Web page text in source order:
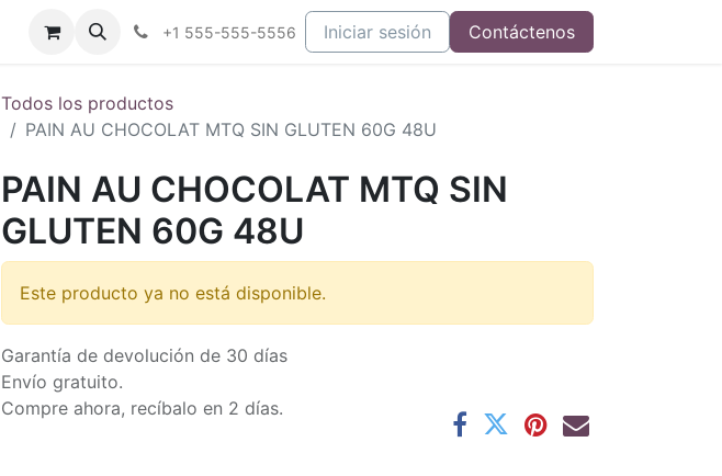
Blog Contáctenos
+1 555-555-5556 Iniciar sesión Contáctenos
Todos los productos
PAIN AU CHOCOLAT MTQ SIN GLUTEN 60G 48U
PAIN AU CHOCOLAT MTQ SIN
GLUTEN 60G 48U
Este producto ya no está disponible.
Garantía de devolución de 30 días
Envío gratuito.
Compre ahora, recíbalo en 2 días.